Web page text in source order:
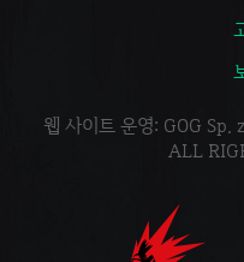
웹 사이트 운영: GOG
ALL